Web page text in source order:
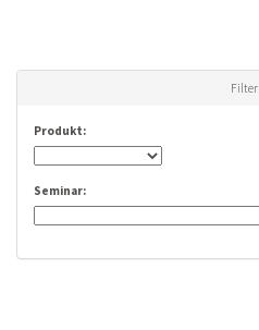
Filter
Produkt:
Seminar: